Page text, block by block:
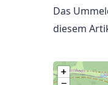
Das
diesem